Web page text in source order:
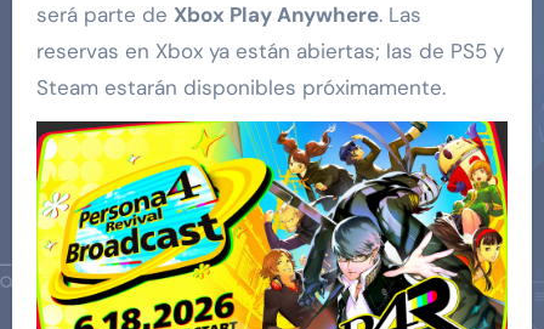
será parte de Xbox Play Anywhere. Las
reservas en Xbox ya están abiertas; las de PS5 y
Steam estarán disponibles próximamente.